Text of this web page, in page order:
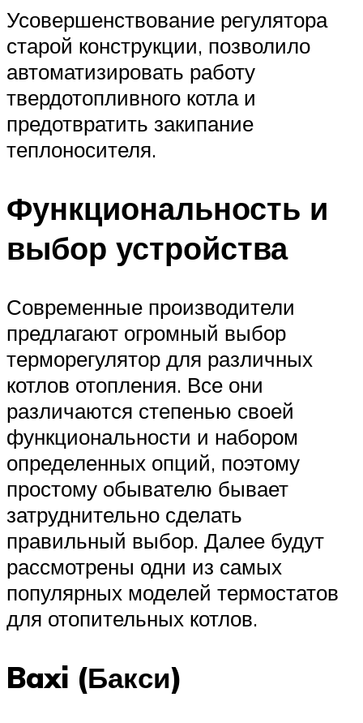
Усовершенствование регулятора
старой конструкции, позволило
автоматизировать работу
твердотопливного котла и
предотвратить закипание
теплоносителя.
Функциональность и
выбор устройства
Современные производители
предлагают огромный выбор
терморегулятор для различных
котлов отопления. Все они
различаются степенью своей
функциональности и набором
определенных опций, поэтому
простому обывателю бывает
затруднительно сделать
правильный выбор. Далее будут
рассмотрены одни из самых
популярных моделей термостатов
для отопительных котлов.
Baxi (Бакси)